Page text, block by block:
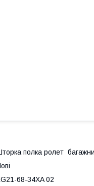
полка ролет
68-34XA 02